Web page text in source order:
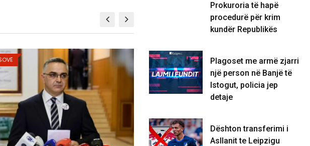
KOSOVË KOSOVË
Prokuroria të hapë
procedurë për krim
kundër Republikës
Plagoset me armë zjarri
një person në Banjë të
Istogut, policia jep
detaje
Dështon transferimi i
Asllanit te Leipzigu